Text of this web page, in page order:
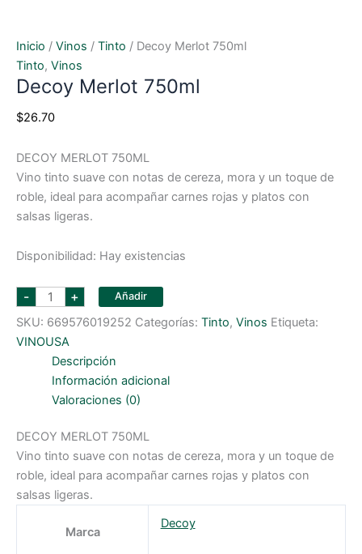
Inicio / Vinos / Tinto / Decoy Merlot 750ml
Tinto, Vinos
Decoy Merlot 750ml
$26.70
DECOY MERLOT 750ML
Vino tinto suave con notas de cereza, mora y un toque de
roble, ideal para acompañar carnes rojas y platos con
salsas ligeras.
Disponibilidad: Hay existencias
- decoy
merlot
cantidad
+ Añadir
SKU: 669576019252 Categorías: Tinto, Vinos Etiqueta:
VINOUSA
Descripción
Información adicional
Valoraciones (0)
DECOY MERLOT 750ML
Vino tinto suave con notas de cereza, mora y un toque de
roble, ideal para acompañar carnes rojas y platos con
salsas ligeras.
Marca
Decoy